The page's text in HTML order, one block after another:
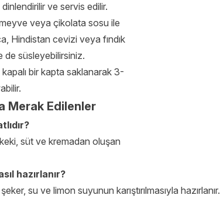
ve servis edilir.
veya çikolata sosu ile
Hindistan cevizi veya fındık
de süsleyebilirsiniz.
bir kapta saklanarak 3-
Merak Edilenler
süt ve kremadan oluşan
hazırlanır?
su ve limon suyunun karıştırılmasıyla hazırlanır.